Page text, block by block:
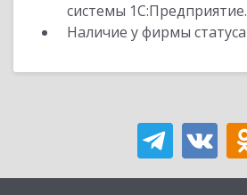
системы 1С:Предприятие.
Наличие у фирмы статуса